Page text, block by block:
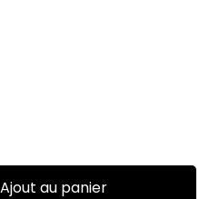
Ajout au panier